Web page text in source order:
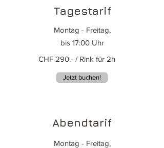
Tagestarif
Montag - Freitag,
bis 17:00 Uhr
CHF 290.- / Rink für 2h
Jetzt buchen!
Abendtarif
Montag - Freitag,